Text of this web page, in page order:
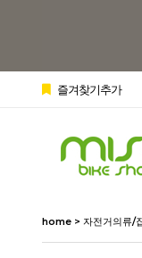
즐겨찾기추가
home > 자전거의류/